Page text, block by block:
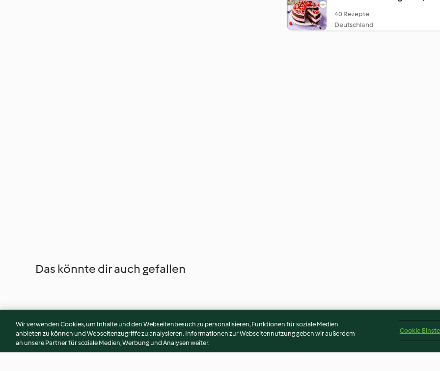
40 Rezepte
Deutschland
Das könnte dir auch gefallen
Wir verwenden Cookies, um Inhalte und den Webseitenbesuch zu personalisieren, Funktionen für soziale Medien
anbieten zu können und Webseitenzugriffe zu analysieren. Informationen zur Webseitennutzung geben wir außerdem
an unsere Partner für soziale Medien, Werbung und Analysen weiter.
Cookie